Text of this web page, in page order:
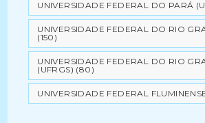
UNIVERSIDADE FEDERAL DO PARÁ
UNIVERSIDADE FEDERAL DO RIO
(150)
UNIVERSIDADE FEDERAL DO RIO
(UFRGS) (80)
UNIVERSIDADE FEDERAL